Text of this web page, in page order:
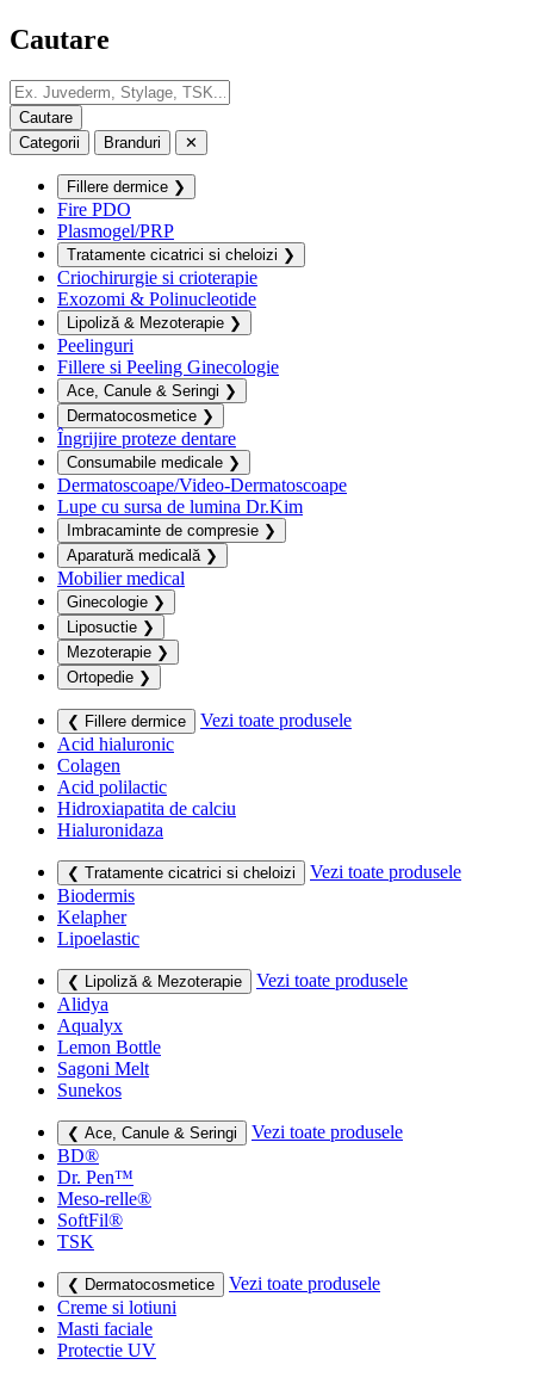
Cautare
Categorii Branduri ✕
Fillere dermice ❯
Fire PDO
Plasmogel/PRP
Tratamente cicatrici si cheloizi ❯
Criochirurgie si crioterapie
Exozomi & Polinucleotide
Lipoliză & Mezoterapie ❯
Peelinguri
Fillere si Peeling Ginecologie
Ace, Canule & Seringi ❯
Dermatocosmetice ❯
Îngrijire proteze dentare
Consumabile medicale ❯
Dermatoscoape/Video-Dermatoscoape
Lupe cu sursa de lumina Dr.Kim
Imbracaminte de compresie ❯
Aparatură medicală ❯
Mobilier medical
Ginecologie ❯
Liposuctie ❯
Mezoterapie ❯
Ortopedie ❯
❮ Fillere dermice
Vezi toate produsele
Acid hialuronic
Colagen
Acid polilactic
Hidroxiapatita de calciu
Hialuronidaza
❮ Tratamente cicatrici si cheloizi
Vezi toate produsele
Biodermis
Kelapher
Lipoelastic
❮ Lipoliză & Mezoterapie
Vezi toate produsele
Alidya
Aqualyx
Lemon Bottle
Sagoni Melt
Sunekos
❮ Ace, Canule & Seringi
Vezi toate produsele
BD®
Dr. Pen™
Meso-relle®
SoftFil®
TSK
❮ Dermatocosmetice
Vezi toate produsele
Creme si lotiuni
Masti faciale
Protectie UV